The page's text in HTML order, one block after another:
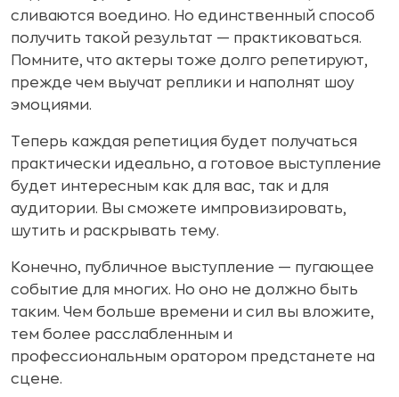
сливаются воедино. Но единственный способ
получить такой результат — практиковаться.
Помните, что актеры тоже долго репетируют,
прежде чем выучат реплики и наполнят шоу
эмоциями.
Теперь каждая репетиция будет получаться
практически идеально, а готовое выступление
будет интересным как для вас, так и для
аудитории. Вы сможете импровизировать,
шутить и раскрывать тему.
Конечно, публичное выступление — пугающее
событие для многих. Но оно не должно быть
таким. Чем больше времени и сил вы вложите,
тем более расслабленным и
профессиональным оратором предстанете на
сцене.